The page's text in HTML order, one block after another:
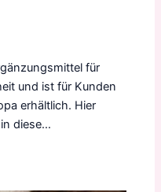
für
und ist für Kunden
erhältlich. Hier
diese…